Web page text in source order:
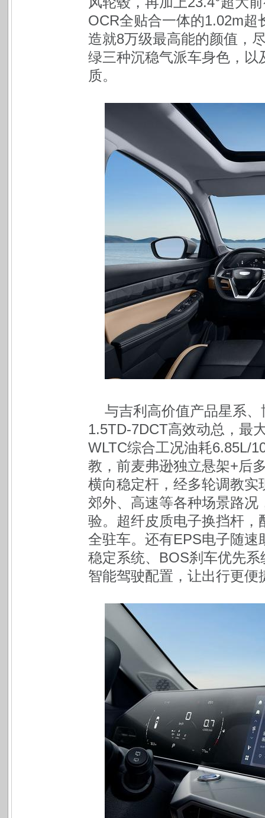
OCR全贴合一体的1.02m
造就8万级最高能的颜值，
绿三种沉稳气派车身色，
质。
与吉利高价值产品星系
1.5TD-7DCT高效动总，最
WLTC综合工况油耗6.85L/
教，前麦弗逊独立悬架+后
横向稳定杆，经多轮调教
郊外、高速等各种场景路
验。超纤皮质电子换挡杆
全驻车。还有EPS电子随
稳定系统、BOS刹车优先
智能驾驶配置，让出行更便